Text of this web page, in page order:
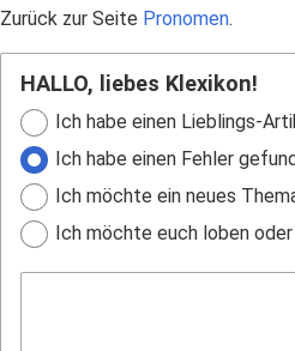
Zurück zur Seite Pronomen.
HALLO, liebes Klexikon!
Ich habe einen Lieblings-
Ich habe einen Fehler
Ich möchte ein neues
Ich möchte euch loben